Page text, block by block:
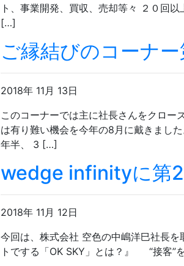
ト、事業開発、買収、売却等々 ２０回
[…]
ご縁結びのコーナ
2018年 11月 13日
このコーナーでは主に社長さんをクロー
は有り難い機会を今年の8月に戴きまし
年半、 3 […]
wedge infinityに第
2018年 11月 12日
今回は、株式会社 空色の中嶋洋巳社長
トでする「OK SKY」とは？』 “接客”